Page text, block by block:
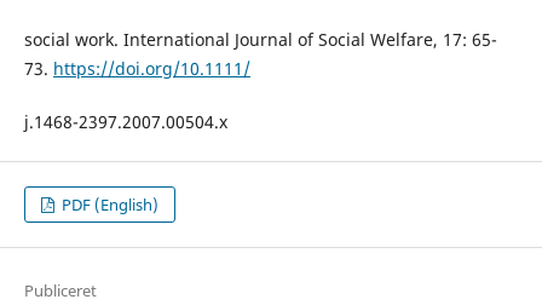
social work. International Journal of Social Welfare, 17: 65-
73. https://doi.org/10.1111/
j.1468-2397.2007.00504.x
PDF (English)
Publiceret